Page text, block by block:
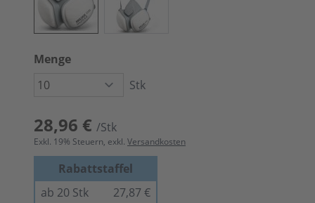
Menge
Stk
28,96 € /Stk
Exkl. 19% Steuern, exkl. Versandkosten
Rabattstaffel
ab 20 Stk
27,87 €